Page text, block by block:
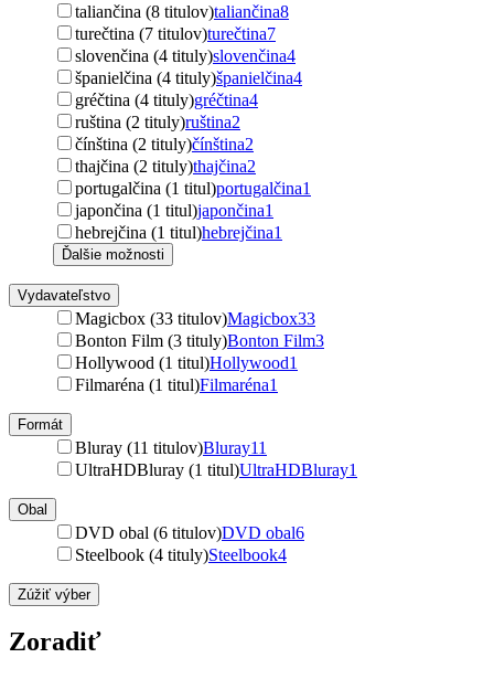
taliančina (8 titulov)taliančina8
turečtina (7 titulov)turečtina7
slovenčina (4 tituly)slovenčina4
španielčina (4 tituly)španielčina4
gréčtina (4 tituly)gréčtina4
ruština (2 tituly)ruština2
čínština (2 tituly)čínština2
thajčina (2 tituly)thajčina2
portugalčina (1 titul)portugalčina1
japončina (1 titul)japončina1
hebrejčina (1 titul)hebrejčina1
Ďalšie možnosti
Vydavateľstvo
Magicbox (33 titulov)Magicbox33
Bonton Film (3 tituly)Bonton Film3
Hollywood (1 titul)Hollywood1
Filmaréna (1 titul)Filmaréna1
Formát
Bluray (11 titulov)Bluray11
UltraHDBluray (1 titul)UltraHDBluray1
Obal
DVD obal (6 titulov)DVD obal6
Steelbook (4 tituly)Steelbook4
Zúžiť výber
Zoradiť